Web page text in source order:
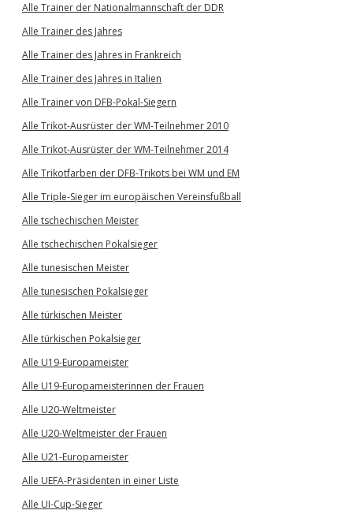
Alle Trainer der Nationalmannschaft der DDR
Alle Trainer des Jahres
Alle Trainer des Jahres in Frankreich
Alle Trainer des Jahres in Italien
Alle Trainer von DFB-Pokal-Siegern
Alle Trikot-Ausrüster der WM-Teilnehmer 2010
Alle Trikot-Ausrüster der WM-Teilnehmer 2014
Alle Trikotfarben der DFB-Trikots bei WM und EM
Alle Triple-Sieger im europäischen Vereinsfußball
Alle tschechischen Meister
Alle tschechischen Pokalsieger
Alle tunesischen Meister
Alle tunesischen Pokalsieger
Alle türkischen Meister
Alle türkischen Pokalsieger
Alle U19-Europameister
Alle U19-Europameisterinnen der Frauen
Alle U20-Weltmeister
Alle U20-Weltmeister der Frauen
Alle U21-Europameister
Alle UEFA-Präsidenten in einer Liste
Alle UI-Cup-Sieger